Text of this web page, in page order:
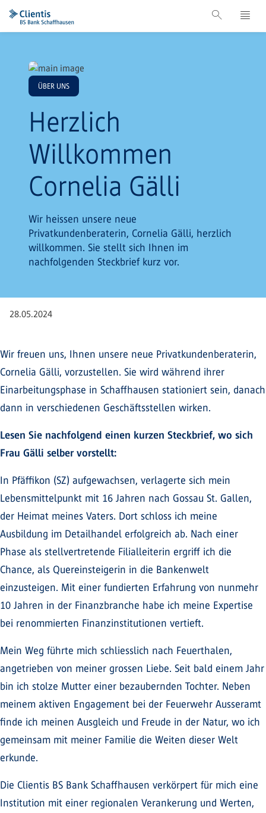
ÜBER UNS
Herzlich
Willkommen
Cornelia Gälli
Wir heissen unsere neue
Privatkundenberaterin, Cornelia Gälli, herzlich
willkommen. Sie stellt sich Ihnen im
nachfolgenden Steckbrief kurz vor.
28.05.2024
Wir freuen uns, Ihnen unsere neue Privatkundenberaterin,
Cornelia Gälli, vorzustellen. Sie wird während ihrer
Einarbeitungsphase in Schaffhausen stationiert sein, danach
dann in verschiedenen Geschäftsstellen wirken.
Lesen Sie nachfolgend einen kurzen Steckbrief, wo sich
Frau Gälli selber vorstellt:
In Pfäffikon (SZ) aufgewachsen, verlagerte sich mein
Lebensmittelpunkt mit 16 Jahren nach Gossau St. Gallen,
der Heimat meines Vaters. Dort schloss ich meine
Ausbildung im Detailhandel erfolgreich ab. Nach einer
Phase als stellvertretende Filialleiterin ergriff ich die
Chance, als Quereinsteigerin in die Bankenwelt
einzusteigen. Mit einer fundierten Erfahrung von nunmehr
10 Jahren in der Finanzbranche habe ich meine Expertise
bei renommierten Finanzinstitutionen vertieft.
Mein Weg führte mich schliesslich nach Feuerthalen,
angetrieben von meiner grossen Liebe. Seit bald einem Jahr
bin ich stolze Mutter einer bezaubernden Tochter. Neben
meinem aktiven Engagement bei der Feuerwehr Ausseramt
finde ich meinen Ausgleich und Freude in der Natur, wo ich
gemeinsam mit meiner Familie die Weiten dieser Welt
erkunde.
Die Clientis BS Bank Schaffhausen verkörpert für mich eine
Institution mit einer regionalen Verankerung und Werten,